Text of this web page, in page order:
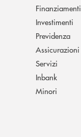
Finanziamenti
Investimenti
Previdenza
Assicurazioni
Servizi
Inbank
Minori